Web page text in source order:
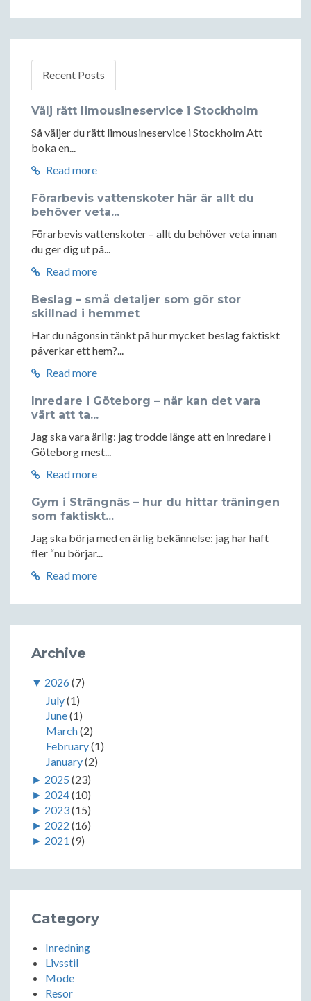
Recent Posts
Välj rätt limousineservice i Stockholm
Så väljer du rätt limousineservice i Stockholm Att
boka en...
Read more
Förarbevis vattenskoter här är allt du
behöver veta...
Förarbevis vattenskoter – allt du behöver veta innan
du ger dig ut på...
Read more
Beslag – små detaljer som gör stor
skillnad i hemmet
Har du någonsin tänkt på hur mycket beslag faktiskt
påverkar ett hem?...
Read more
Inredare i Göteborg – när kan det vara
värt att ta...
Jag ska vara ärlig: jag trodde länge att en inredare i
Göteborg mest...
Read more
Gym i Strängnäs – hur du hittar träningen
som faktiskt...
Jag ska börja med en ärlig bekännelse: jag har haft
fler “nu börjar...
Read more
Archive
▼ 2026(7)
July(1)
June(1)
March(2)
February(1)
January(2)
► 2025 (23)
► 2024(10)
► 2023(15)
► 2022 (16)
► 2021 (9)
Category
Inredning
Livsstil
Mode
Resor